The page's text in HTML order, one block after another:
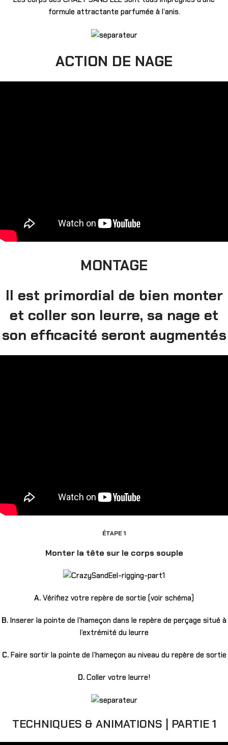
formule attractante parfumée à l’anis.
ACTION DE NAGE
MONTAGE
Il est primordial de bien monter
et coller son leurre, sa nage et
son efficacité seront augmentés
ÉTAPE 1
Monter la tête sur le corps souple
A. Vérifiez votre repère de sortie (voir schéma)
B. Inserer la pointe de l’hameçon dans le repère de perçage situé à
l’extrémité du leurre
C.Faire sortir la pointe de l’hameçon au niveau du repère de sortie
D. Coller votre leurre!
TECHNIQUES & ANIMATIONS | PARTIE 1